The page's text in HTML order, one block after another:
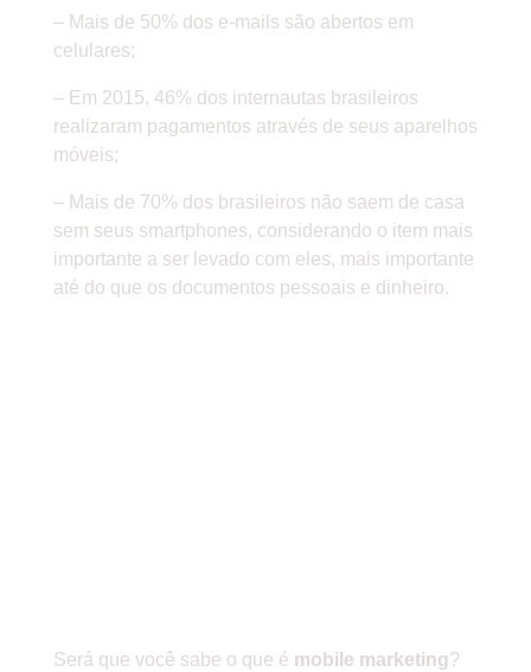
– Mais de 50% dos e-mails são abertos em
celulares;
– Em 2015, 46% dos internautas brasileiros
realizaram pagamentos através de seus aparelhos
móveis;
– Mais de 70% dos brasileiros não saem de casa
sem seus smartphones, considerando o item mais
importante a ser levado com eles, mais importante
até do que os documentos pessoais e dinheiro.
Será que você sabe o que é mobile marketing?